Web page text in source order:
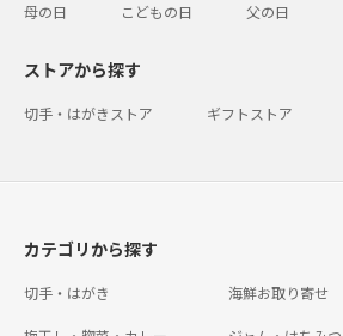
母の日 こどもの日 父の日
ストアから探す
切手・はがきストア ギフトストア
カテゴリから探す
切手・はがき 海鮮お取り寄せ